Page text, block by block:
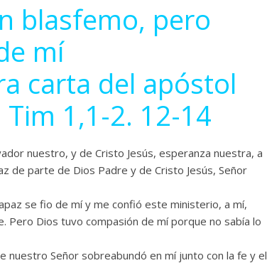
blasfemo, pero
mí
carta del apóstol
1,1-2. 12-14
nuestro, y de Cristo Jesús, esperanza nuestra, a
de parte de Dios Padre y de Cristo Jesús, Señor
se fio de mí y me confió este ministerio, a mí,
Pero Dios tuvo compasión de mí porque no sabía lo
nuestro Señor sobreabundó en mí junto con la fe y el